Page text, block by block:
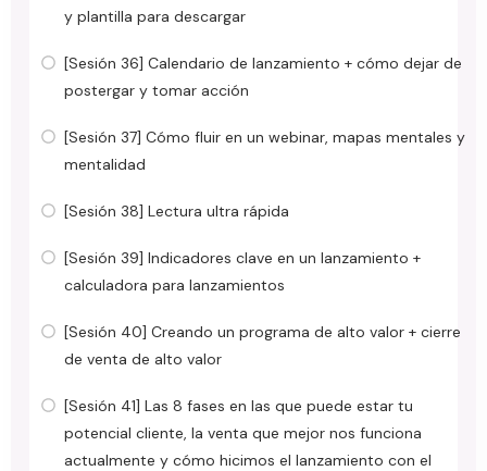
y plantilla para descargar
[Sesión 36] Calendario de lanzamiento + cómo dejar de
postergar y tomar acción
[Sesión 37] Cómo fluir en un webinar, mapas mentales y
mentalidad
[Sesión 38] Lectura ultra rápida
[Sesión 39] Indicadores clave en un lanzamiento +
calculadora para lanzamientos
[Sesión 40] Creando un programa de alto valor + cierre
de venta de alto valor
[Sesión 41] Las 8 fases en las que puede estar tu
potencial cliente, la venta que mejor nos funciona
actualmente y cómo hicimos el lanzamiento con el